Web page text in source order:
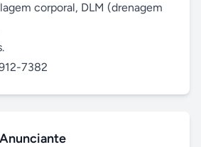
corporal, DLM (drenagem
7382